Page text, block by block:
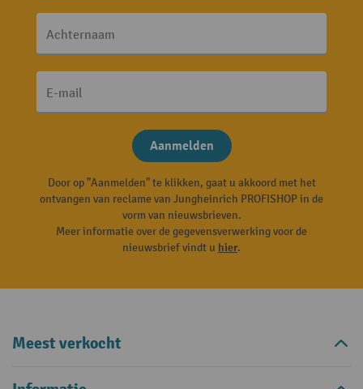
Achternaam
E-mail
Aanmelden
Door op "Aanmelden" te klikken, gaat u akkoord met het
ontvangen van reclame van Jungheinrich PROFISHOP in de
vorm van nieuwsbrieven.
Meer informatie over de gegevensverwerking voor de
nieuwsbrief vindt u hier.
Meest verkocht